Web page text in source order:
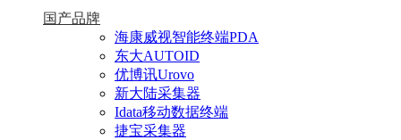
国产品牌
海康威视智能终端PDA
东大AUTOID
优博讯Urovo
新大陆采集器
Idata移动数据终端
捷宝采集器